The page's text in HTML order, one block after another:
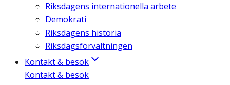
Riksdagens internationella arbete
Demokrati
Riksdagens historia
Riksdagsförvaltningen
Kontakt & besök
Kontakt & besök